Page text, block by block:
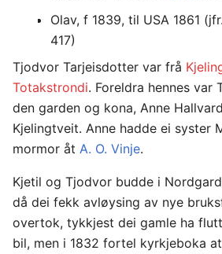
Olav, f 1839, til USA 1861 (jfr.
417)
Tjodvor Tarjeisdotter var frå
Totakstrondi. Foreldra hennes var
den garden og kona, Anne
Kjelingtveit. Anne hadde ei syster
mormor åt A. O. Vinje.
Kjetil og Tjodvor budde i
då dei fekk avløysing av nye
overtok, tykkjest dei gamle ha
bil, men i 1832 fortel kyrkjeboka